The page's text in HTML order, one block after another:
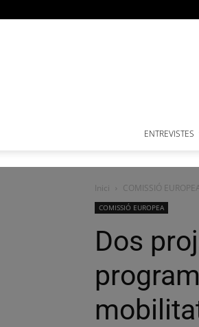
ENTREVISTES
Inici COMISSIÓ
COMISSIÓ EUROPEA
Dos